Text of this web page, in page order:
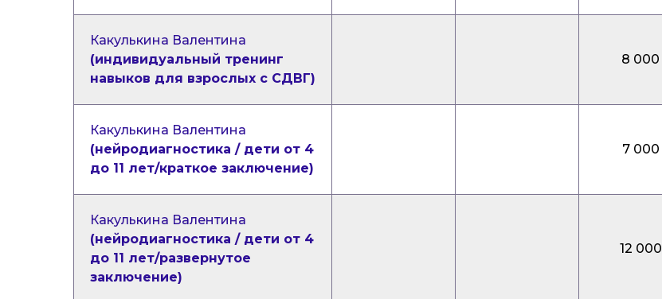
Какулькина Валентина
(индивидуальный тренинг
навыков для взрослых с СДВГ)
8 000
Какулькина Валентина
(нейродиагностика / дети от 4
до 11 лет/краткое заключение)
7 000
Какулькина Валентина
(нейродиагностика / дети от 4
до 11 лет/развернутое
заключение)
12 000